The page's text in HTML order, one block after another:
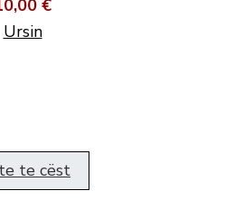
€
Ursin
te cëst